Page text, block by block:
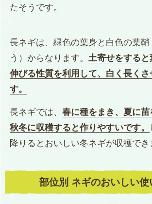
たそうです。
長ネギは、緑色の葉身と白色の葉鞘
う）からなります。 土寄せをする
伸びる性質を利用して、白く長くさ
す。
長ネギでは、 春に種をまき、夏に苗
秋冬に収穫すると作りやすいです。
降りるとおいしい冬ネギが収穫でき
部位別 ネギのおいしい使